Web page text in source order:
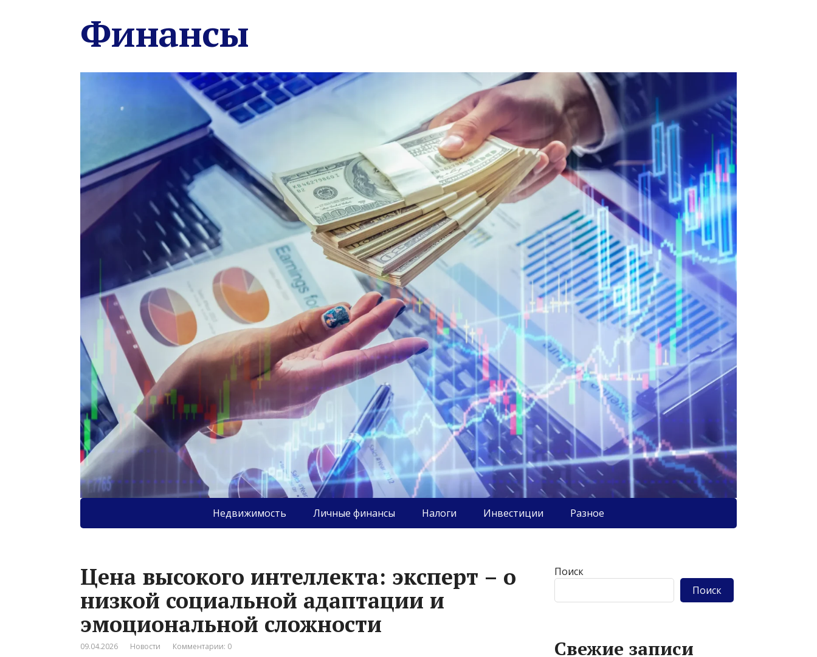
Финансы
Недвижимость Личные финансы Налоги Инвестиции Разное
Цена высокого интеллекта: эксперт – о
низкой социальной адаптации и
эмоциональной сложности
09.04.2026 Новости Комментарии: 0
Поиск
Поиск
Свежие записи